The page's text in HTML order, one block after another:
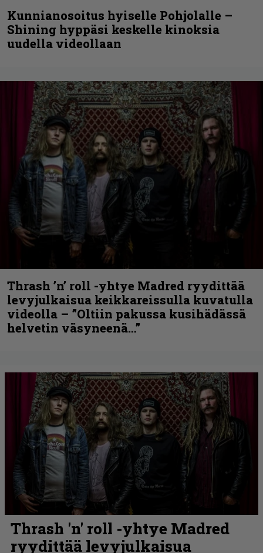
Kunnianosoitus hyiselle Pohjolalle –
Shining hyppäsi keskelle kinoksia
uudella videollaan
Thrash ’n’ roll -yhtye Madred ryydittää
levyjulkaisua keikkareissulla kuvatulla
videolla – ”Oltiin pakussa kusihädässä
helvetin väsyneenä…”